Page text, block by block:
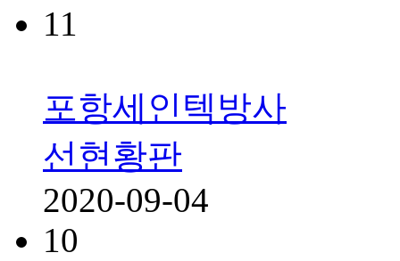
11
포항세인텍방사
선현황판
2020-09-04
10